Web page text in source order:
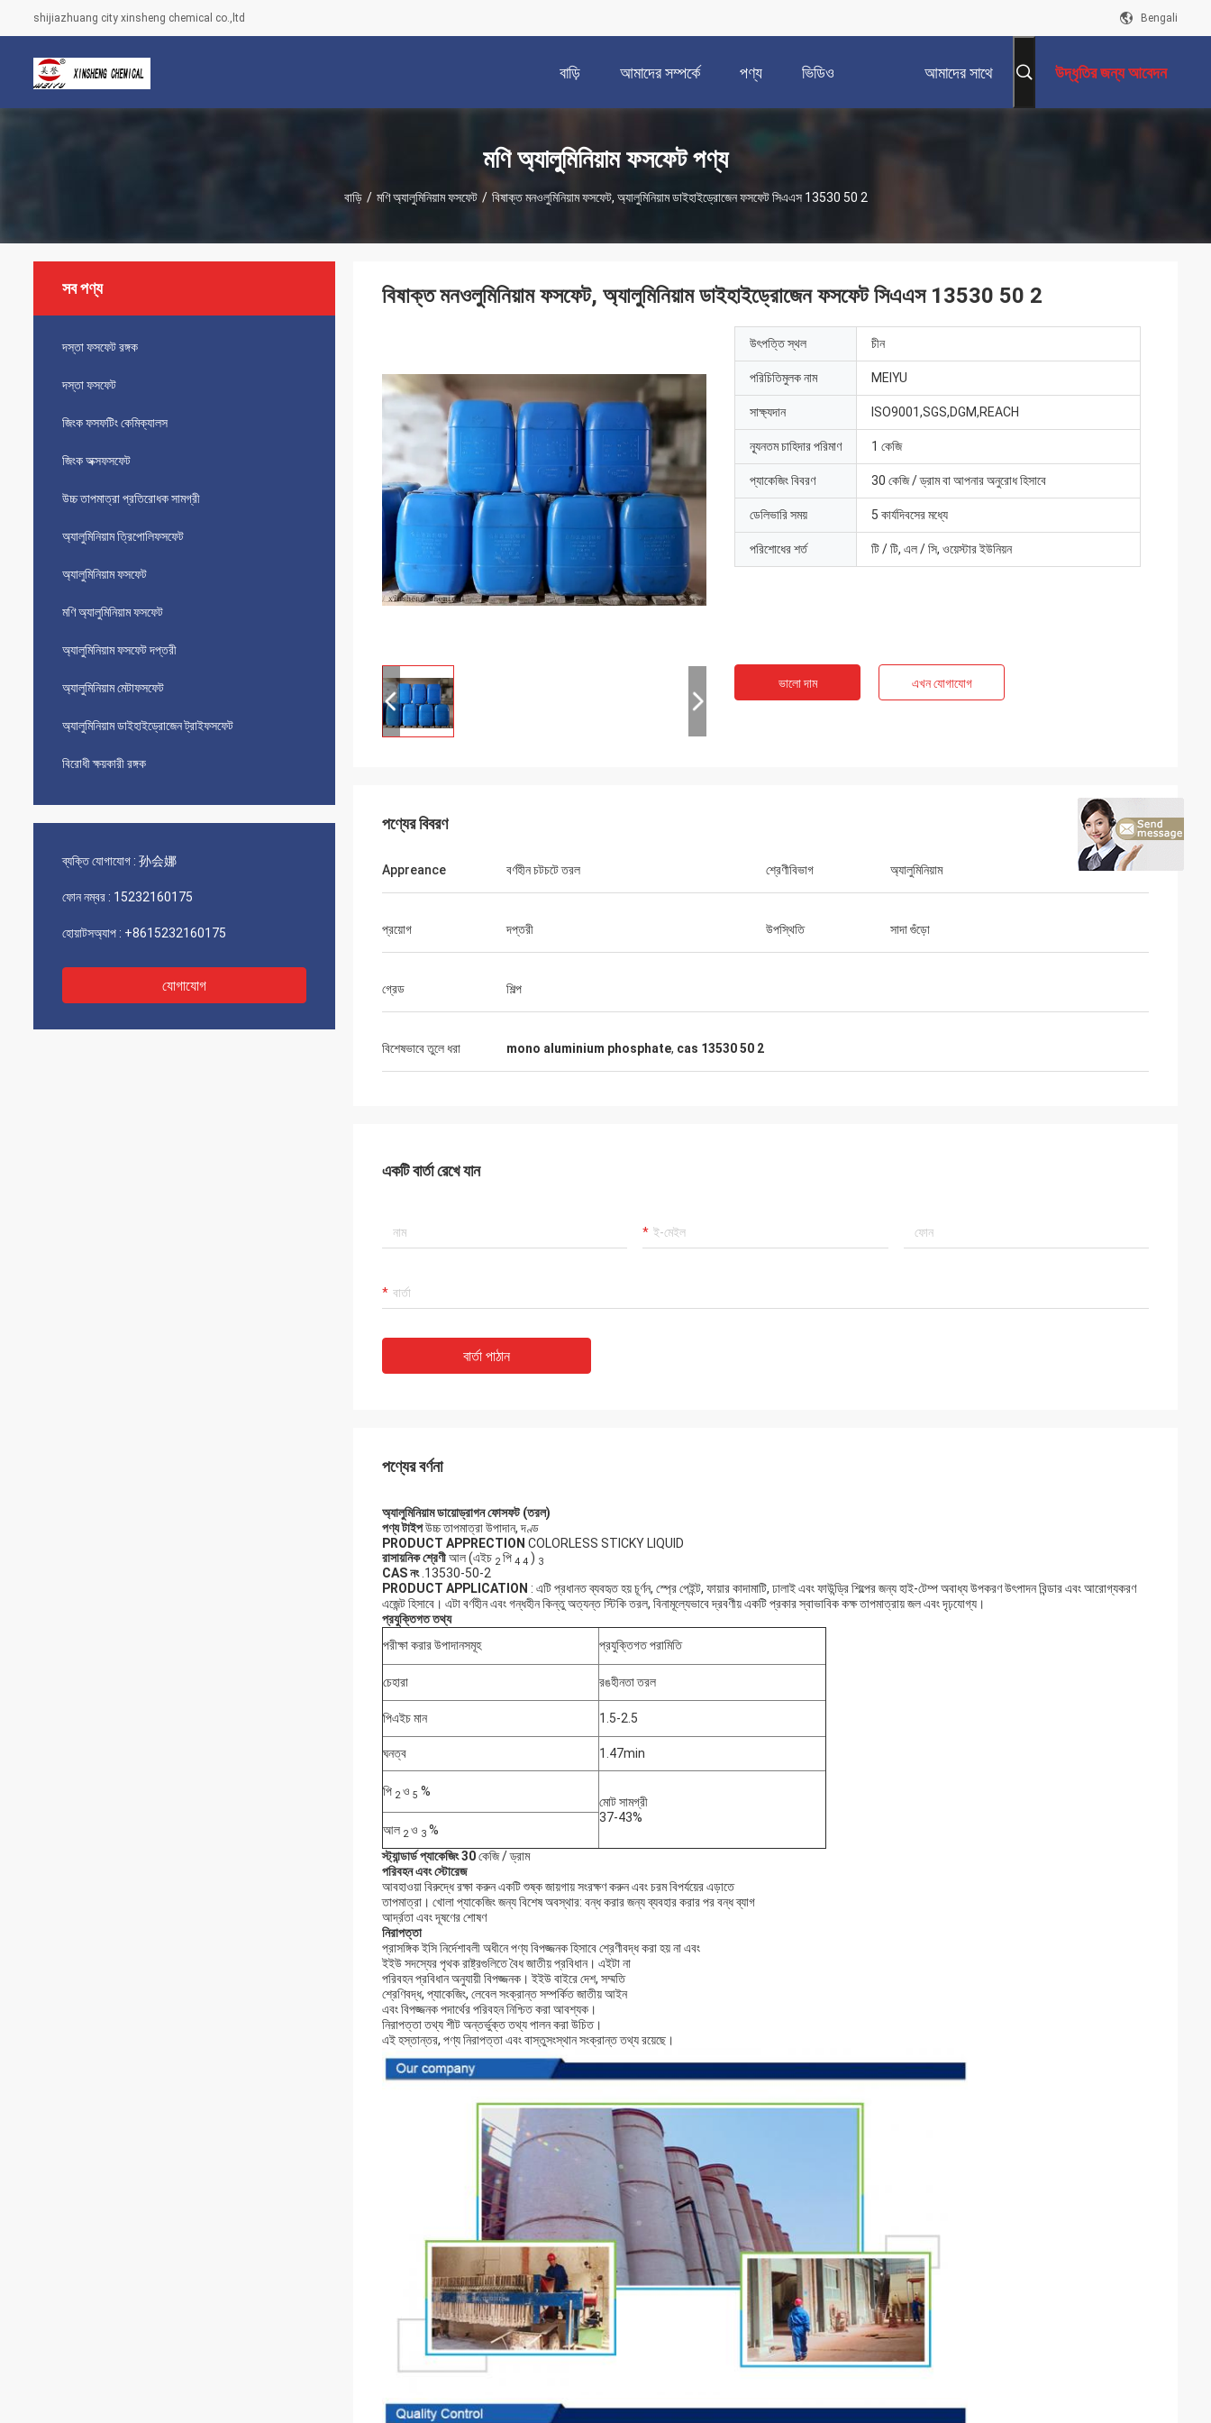
shijiazhuang city xinsheng chemical co.,ltd Bengali
বাড়ি আমাদের সম্পর্কে পণ্য ভিডিও আমাদের সাথে উদ্ধৃতির জন্য আবেদন
মণি অ্যালুমিনিয়াম ফসফেট পণ্য
বাড়ি / মণি অ্যালুমিনিয়াম ফসফেট / বিষাক্ত মনওলুমিনিয়াম ফসফেট, অ্যালুমিনিয়াম ডাইহাইড্রোজেন ফসফেট সিএএস 13530 50 2
সব পণ্য
দস্তা ফসফেট রঙ্গক
দস্তা ফসফেট
জিংক ফসফটিং কেমিক্যালস
জিংক অক্সফসফেট
উচ্চ তাপমাত্রা প্রতিরোধক সামগ্রী
অ্যালুমিনিয়াম ত্রিপোলিফসফেট
অ্যালুমিনিয়াম ফসফেট
মণি অ্যালুমিনিয়াম ফসফেট
অ্যালুমিনিয়াম ফসফেট দপ্তরী
অ্যালুমিনিয়াম মেটাফসফেট
অ্যালুমিনিয়াম ডাইহাইড্রোজেন ট্রাইফসফেট
বিরোধী ক্ষয়কারী রঙ্গক
ব্যক্তি যোগাযোগ : 孙会娜
ফোন নম্বর : 15232160175
হোয়াটসঅ্যাপ : +8615232160175
যোগাযোগ
বিষাক্ত মনওলুমিনিয়াম ফসফেট, অ্যালুমিনিয়াম ডাইহাইড্রোজেন ফসফেট সিএএস 13530 50 2
উৎপত্তি স্থল চীন
পরিচিতিমুলক নাম MEIYU
সাক্ষ্যদান ISO9001,SGS,DGM,REACH
ন্যূনতম চাহিদার পরিমাণ 1 কেজি
প্যাকেজিং বিবরণ 30 কেজি / ড্রাম বা আপনার অনুরোধ হিসাবে
ডেলিভারি সময় 5 কার্যদিবসের মধ্যে
পরিশোধের শর্ত টি / টি, এল / সি, ওয়েস্টার ইউনিয়ন
ভালো দাম এখন যোগাযোগ
পণ্যের বিবরণ
Appreance বর্ণহীন চটচটে তরল শ্রেণীবিভাগ অ্যালুমিনিয়াম
প্রয়োগ দপ্তরী উপস্থিতি সাদা গুঁড়ো
গ্রেড শিল্প
বিশেষভাবে তুলে ধরা mono aluminium phosphate, cas 13530 50 2
একটি বার্তা রেখে যান
বার্তা পাঠান
পণ্যের বর্ণনা
অ্যালুমিনিয়াম ডায়োড্রাগন ফোসফট (তরল)
পণ্য টাইপউচ্চ তাপমাত্রা উপাদান, দণ্ড
PRODUCT APPRECTION COLORLESS STICKY LIQUID
রাসায়নিক শ্রেণীআল (এইচ 2 পি 4 4 ) 3
CAS নং.13530-50-2
PRODUCT APPLICATION : এটি প্রধানত ব্যবহৃত হয় চূর্ণন, স্প্রে পেইন্ট, ফায়ার কাদামাটি, ঢালাই এবং ফাউন্ড্রি শিল্পের জন্য হাই-টেম্প অবাধ্য উপকরণ উৎপাদন বিন্ডার এবং আরোগ্যকরণ
এজেন্ট হিসাবে। এটা বর্ণহীন এবং গন্ধহীন কিন্তু অত্যন্ত স্টিকি তরল, বিনামূল্যেভাবে দ্রবণীয় একটি প্রকার স্বাভাবিক কক্ষ তাপমাত্রায় জল এবং দৃঢ়যোগ্য।
প্রযুক্তিগত তথ্য
পরীক্ষা করার উপাদানসমূহ
প্রযুক্তিগত পরামিতি
চেহারা রঙহীনতা তরল
পিএইচ মান 1.5-2.5
ঘনত্ব 1.47min
পি 2 ও 5 %
মোট সামগ্রী
37-43%
আল 2 ও 3 %
স্ট্যান্ডার্ড প্যাকেজিং 30কেজি / ড্রাম
পরিবহন এবং স্টোরেজ
আবহাওয়া বিরুদ্ধে রক্ষা করুন একটি শুষ্ক জায়গায় সংরক্ষণ করুন এবং চরম বিপর্যয়ের এড়াতে
তাপমাত্রা। খোলা প্যাকেজিং জন্য বিশেষ অবস্থার: বন্ধ করার জন্য ব্যবহার করার পর বন্ধ ব্যাগ
আর্দ্রতা এবং দূষণের শোষণ
নিরাপত্তা
প্রাসঙ্গিক ইসি নির্দেশাবলী অধীনে পণ্য বিপজ্জনক হিসাবে শ্রেণীবদ্ধ করা হয় না এবং
ইইউ সদস্যের পৃথক রাষ্ট্রগুলিতে বৈধ জাতীয় প্রবিধান। এইটা না
পরিবহন প্রবিধান অনুযায়ী বিপজ্জনক। ইইউ বাইরে দেশ, সম্মতি
শ্রেণিবদ্ধ, প্যাকেজিং, লেবেল সংক্রান্ত সম্পর্কিত জাতীয় আইন
এবং বিপজ্জনক পদার্থের পরিবহন নিশ্চিত করা আবশ্যক।
নিরাপত্তা তথ্য শীট অন্তর্ভুক্ত তথ্য পালন করা উচিত।
এই হস্তান্তর, পণ্য নিরাপত্তা এবং বাস্তুসংস্থান সংক্রান্ত তথ্য রয়েছে।